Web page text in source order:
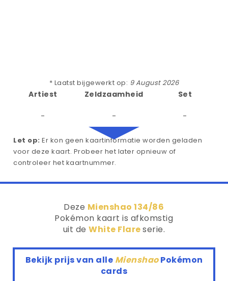
* Laatst bijgewerkt op: 9 August 2026
Artiest
-
Zeldzaamheid
-
Set
-
Let op: Er kon geen kaartinformatie worden geladen
voor deze kaart. Probeer het later opnieuw of
controleer het kaartnummer.
Deze Mienshao 134/86
Pokémon kaart is afkomstig
uit deWhite Flareserie.
Bekijk prijs van alle MienshaoPokémon
cards